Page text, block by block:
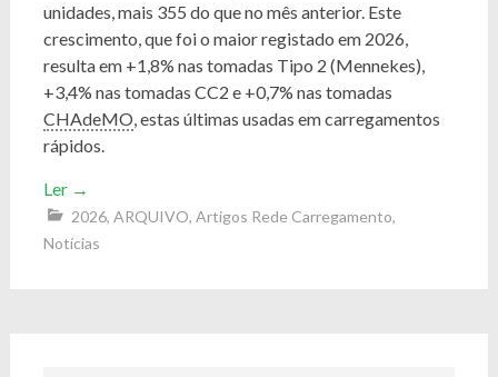
unidades, mais 355 do que no mês anterior. Este
crescimento, que foi o maior registado em 2026,
resulta em +1,8% nas tomadas Tipo 2 (Mennekes),
+3,4% nas tomadas CC2 e +0,7% nas tomadas
CHAdeMO, estas últimas usadas em carregamentos
rápidos.
Ler →
2026, ARQUIVO, Artigos Rede Carregamento,
Notícias